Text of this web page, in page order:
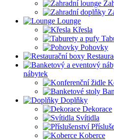
Lounge
Křesla
Pohovky
nábytek
Doplňky
Dekorace
Svítidla
Koberce